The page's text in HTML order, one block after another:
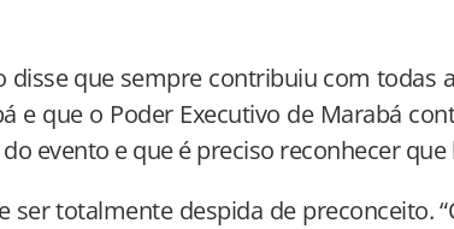
disse que sempre contribuiu com todas
e que o Poder Executivo de Marabá
evento e que é preciso reconhecer
ser totalmente despida de preconceito.